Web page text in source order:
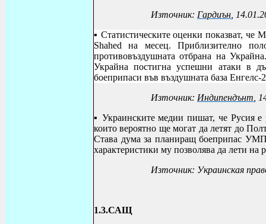
Източник: Гардиън
▪ Статистическите оценки показват, че
Shahed на месец.
Приблизително
противовъздушната отбрана на Украйна.
Украйна постигна успешни атаки в
боеприпаси във въздушната база
Източник: Индипендънт ,
▪ Украинските медии пишат, че Русия е
които вероятно ще могат да летят до
Става дума за планиращ боеприпас
характеристики му позволява да лети на
Източник: Украинская
1.3.САЩ